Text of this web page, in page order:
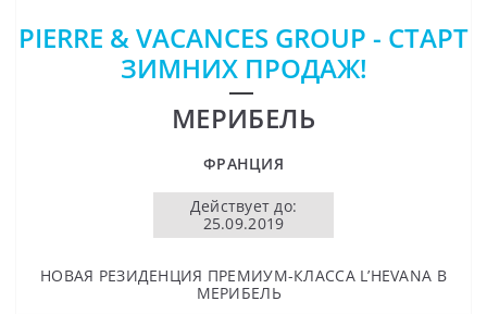
PIERRE & VACANCES GROUP - СТАРТ
ЗИМНИХ ПРОДАЖ!
МЕРИБЕЛЬ
ФРАНЦИЯ
Действует до:
25.09.2019
НОВАЯ РЕЗИДЕНЦИЯ ПРЕМИУМ-КЛАССА L’HEVANA В
МЕРИБЕЛЬ